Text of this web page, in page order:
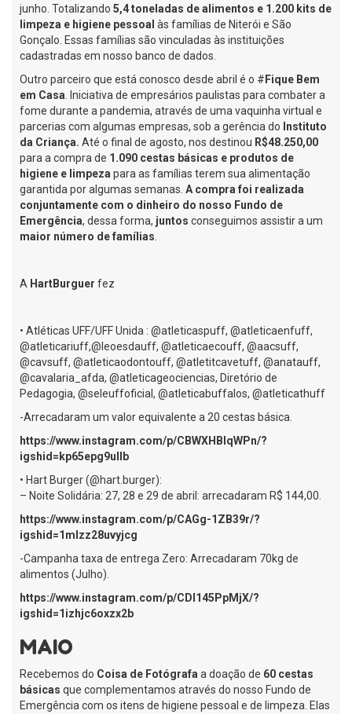
junho. Totalizando 5,4 toneladas de alimentos e 1.200 kits de
limpeza e higiene pessoal às famílias de Niterói e São
Gonçalo. Essas famílias são vinculadas às instituições
cadastradas em nosso banco de dados.
Outro parceiro que está conosco desde abril é o # Fique Bem
em Casa . Iniciativa de empresários paulistas para combater a
fome durante a pandemia, através de uma vaquinha virtual e
parcerias com algumas empresas, sob a gerência do Instituto
da Criança. Até o final de agosto, nos destinou R$48.250,00
para a compra de 1.090 cestas básicas e produtos de
higiene e limpeza para as famílias terem sua alimentação
garantida por algumas semanas. A compra foi realizada
conjuntamente com o dinheiro do nosso Fundo de
Emergência, dessa forma, juntos conseguimos assistir a um
maior número de famílias
A HartBurguer fez
• Atléticas UFF/UFF Unida : @atleticaspuff, @atleticaenfuff,
@atleticariuff,@leoesdauff, @atleticaecouff, @aacsuff,
@cavsuff, @atleticaodontouff, @atletitcavetuff, @anatauff,
@cavalaria_afda, @atleticageociencias, Diretório de
Pedagogia, @seleuffoficial, @atleticabuffalos, @atleticathuff
-Arrecadaram um valor equivalente a 20 cestas básica.
https://www.instagram.com/p/CBWXHBlqWPn/?
igshid=kp65epg9ullb
• Hart Burger (@hart.burger):
– Noite Solidária: 27, 28 e 29 de abril: arrecadaram R$ 144,00.
https://www.instagram.com/p/CAGg-1ZB39r/?
igshid=1mlzz28uvyjcg
-Campanha taxa de entrega Zero: Arrecadaram 70kg de
alimentos (Julho).
https://www.instagram.com/p/CDl145PpMjX/?
igshid=1izhjc6oxzx2b
MAIO
Recebemos do Coisa de Fotógrafa a doação de 60 cestas
básicas que complementamos através do nosso Fundo de
Emergência com os itens de higiene pessoal e de limpeza. Elas